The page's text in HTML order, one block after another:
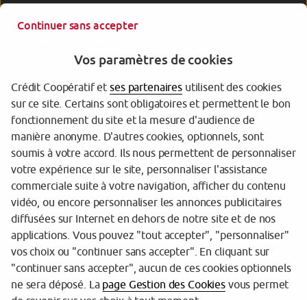
Garantie des Dépôts
Protection des données personnelles
Gestion des cookies
Sécurité
Tarifs
Mentions légales
Réglementation
Continuer sans accepter
Vos paramètres de cookies
Crédit Coopératif etses partenairesutilisent des cookies
sur ce site. Certains sont obligatoires et permettent le bon
fonctionnement du site et la mesure d'audience de
manière anonyme. D'autres cookies, optionnels, sont
soumis à votre accord. Ils nous permettent de personnaliser
votre expérience sur le site, personnaliser l'assistance
commerciale suite à votre navigation, afficher du contenu
vidéo, ou encore personnaliser les annonces publicitaires
diffusées sur Internet en dehors de notre site et de nos
applications. Vous pouvez "tout accepter", "personnaliser"
vos choix ou "continuer sans accepter". En cliquant sur
"continuer sans accepter", aucun de ces cookies optionnels
ne sera déposé. La page Gestion des Cookiesvous permet